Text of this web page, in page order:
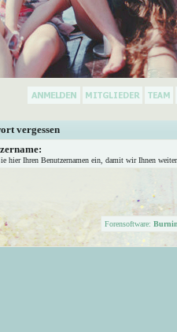
vergessen
hier Ihren Benutzernamen ein, damit wir Ihnen
Forensoftware: